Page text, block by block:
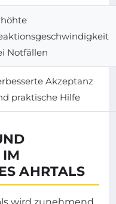
Notfällen
Akzeptanz
praktische Hilfe
IM
AHRTALS